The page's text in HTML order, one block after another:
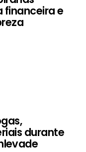
e
durante